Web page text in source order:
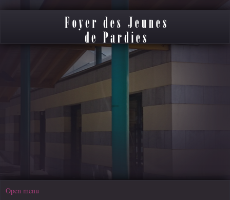
Open menu
précédente
précédent
suivante
suivant